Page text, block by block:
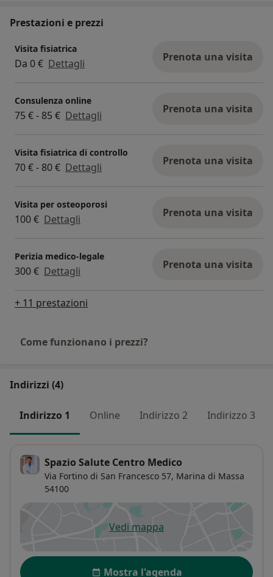
fascite plantare
dolore cervicale o lombare
disturbi muscolo-scheletrici in fase subacuta o
cronica
Il trattamento è NON invasivo, ben tollerato e
gestione del carico funzionale.
La scelta di utilizzare la vibrazione locale viene
sempre effettuata dal Medico Fisiatra in base al
quadro clinico della persona, evitando approcci
standardizzati.
Prestazioni e prezzi
Visita fisiatrica
Da 0 € Dettagli Prenota una visita
Consulenza online
75 € - 85 € Dettagli Prenota una visita
Visita fisiatrica di controllo
70 € - 80 € Dettagli Prenota una visita
Visita per osteoporosi
100 € Dettagli Prenota una visita
Perizia medico-legale
300 € Dettagli Prenota una visita
+ 11 prestazioni
Come funzionano i prezzi?
Indirizzi (4)
Indirizzo 1 Online Indirizzo 2 Indirizzo 3
Spazio Salute Centro Medico
Via Fortino di San Francesco 57, Marina di Massa
54100
Vedi mappasi apre in una nuova scheda
Disponibilità
Mostra l'agenda